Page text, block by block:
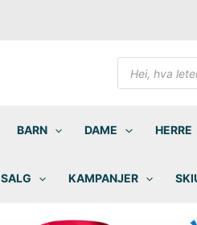
Products
search
BARN DAME HERRE
SALG KAMPANJER